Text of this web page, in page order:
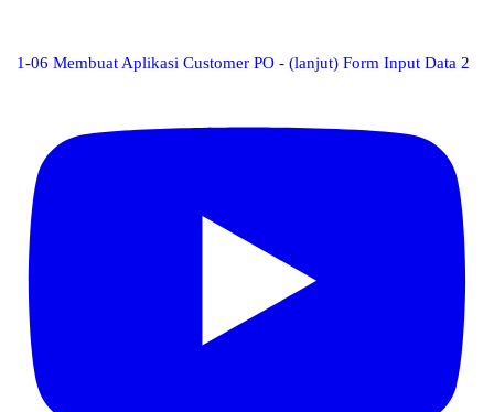
1-06 Membuat Aplikasi Customer PO - (lanjut) Form Input Data 2